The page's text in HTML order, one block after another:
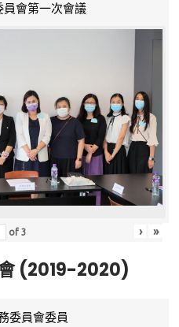
員會第一次會議
of3 › »
(2019-2020)
委員會委員